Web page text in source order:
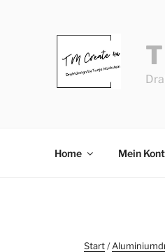
Home Mein
Start/